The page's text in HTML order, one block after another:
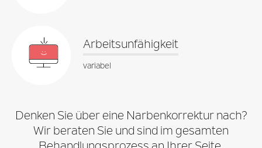
Arbeitsunfähigkeit
variabel
Denken Sie über eine Narbenkorrektur nach?
Wir beraten Sie und sind im gesamten